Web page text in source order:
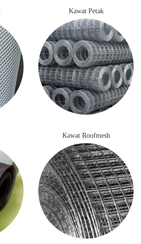
Kawat Petak
Kawat Roofmesh